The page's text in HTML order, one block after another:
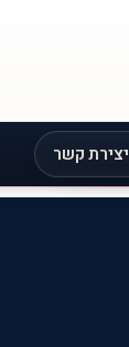
יצירת קשר